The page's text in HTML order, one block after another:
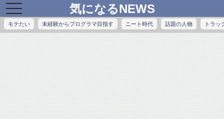
toggle
navigation
気になるNEWS
モテたい 未経験からプログラマ目指す ニート時代 話題の人物 トラッ